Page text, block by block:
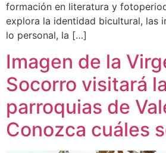
formación en literatura y
explora la identidad bicultural, las
lo personal, la […]
Imagen de la
Socorro visitará
parroquias de
Conozca cuáles